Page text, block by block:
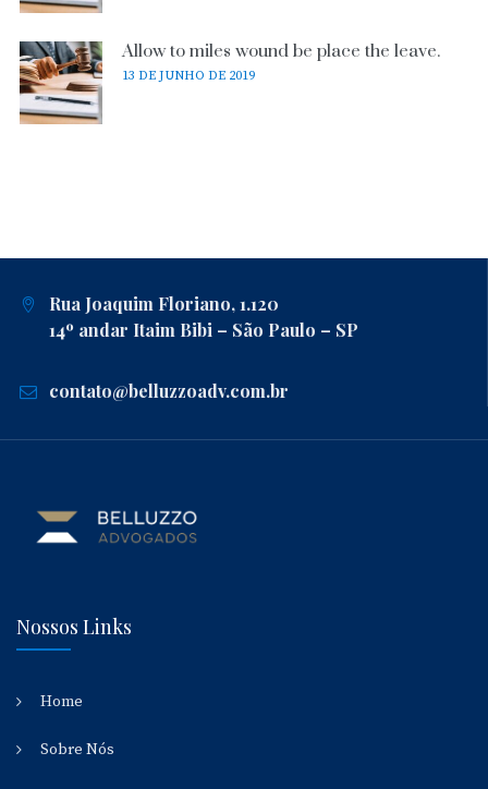
Allow to miles wound be place the leave.
13 DE JUNHO DE 2019
Rua Joaquim Floriano, 1.120
14º andar Itaim Bibi – São Paulo – SP
contato@belluzzoadv.com.br
Nossos Links
Home
Sobre Nós